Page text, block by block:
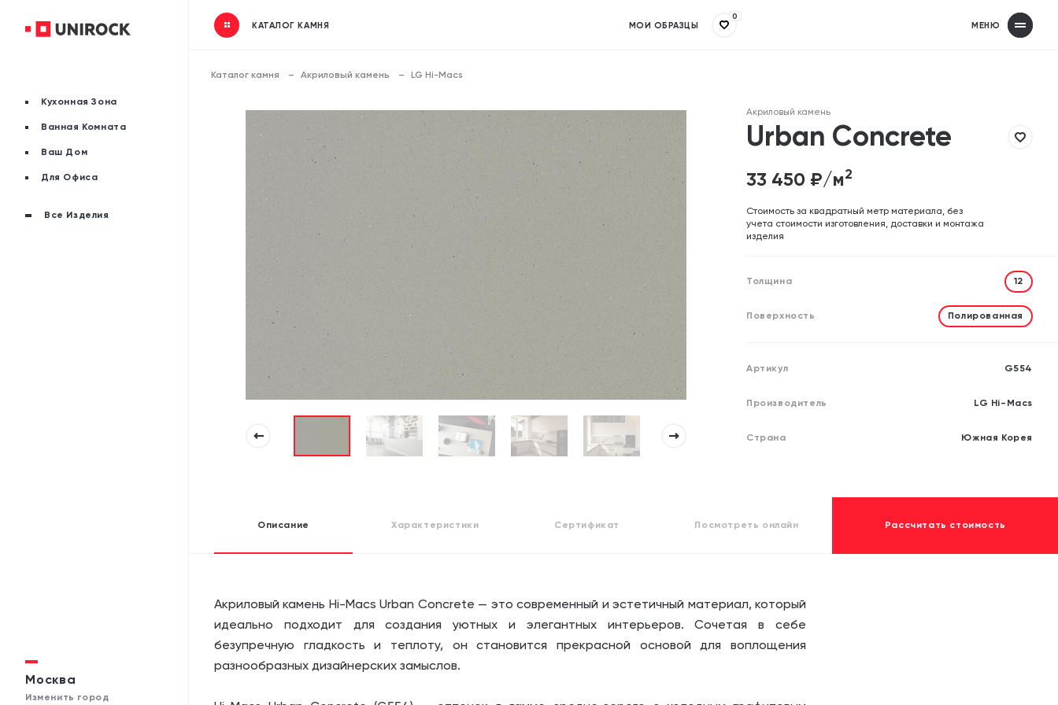
Москва
Изменить город
Кухонная Зона
Ванная Комната
Ваш Дом
Для Офиса
Все Изделия
КАТАЛОГ КАМНЯ МОИ ОБРАЗЦЫ
0
МЕНЮ
Каталог камня Акриловый камень LG Hi-Macs
Акриловый камень
Urban Concrete
33 450 ₽/м2
Cтоимость за квадратный метр материала, без
учета стоимости изготовления, доставки и монтажа
изделия
Толщина 12
Поверхность Полированная
Артикул G554
Производитель LG Hi-Macs
Страна Южная Корея
Описание Характеристики Сертификат Посмотреть онлайн Рассчитать стоимость
Акриловый камень Hi-Macs Urban Concrete — это современный и эстетичный материал, который
идеально подходит для создания уютных и элегантных интерьеров. Сочетая в себе
безупречную гладкость и теплоту, он становится прекрасной основой для воплощения
разнообразных дизайнерских замыслов.